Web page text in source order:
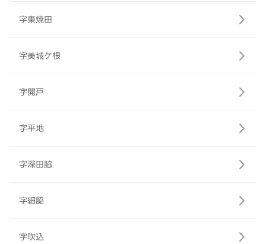
字東焼田
字美城ケ根
字開戸
字平地
字深田脇
字細脇
字吹込